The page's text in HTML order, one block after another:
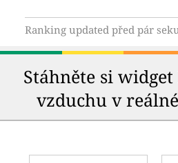
Ranking updated před pár
Stáhněte si
vzduchu v